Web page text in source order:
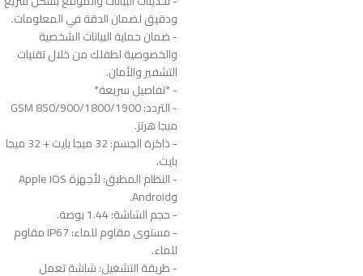
ودقيق لضمان الدقة في المعلومات.
- ضمان حماية البيانات الشخصية
والخصوصية لطفلك من خلال تقنيات
التشفير والأمان.
- *تفاصيل سريعة*
- التردد: GSM 850/900/1800/1900
ميجا هرتز.
- ذاكرة الجسم: 32 ميجا بايت + 32 ميجا
بايت.
- النظام المطبق: لأجهزة Apple IOS
وAndroid.
- حجم الشاشة: 1.44 بوصة.
- مستوى مقاوم للماء: IP67 مقاوم
للماء.
- طريقة التشغيل: شاشة تعمل